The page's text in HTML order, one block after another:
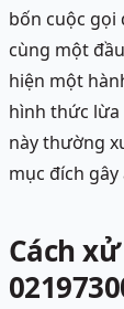
bốn cuộc
cùng một
hiện một
hình thức lừa
này thường
mục đích
Cách